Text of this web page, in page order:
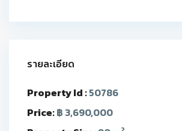
รายละเอียด
Property Id :50786
Price:฿ 3,690,000